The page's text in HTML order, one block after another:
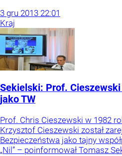
3 gru 2013 22:01
Kraj
Sekielski: Prof.
jako TW
Prof. Chris Cieszewski w 1982
Krzysztof Cieszewski został
Bezpieczeństwa jako tajny
„Nil” – poinformował Tomasz